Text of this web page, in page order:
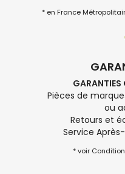
* en France
GARANTIES
Pièces de
ou
Retours et
Service
* voir